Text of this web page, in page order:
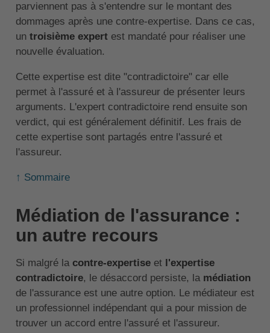
parviennent pas à s'entendre sur le montant des
dommages après une contre-expertise. Dans ce cas,
un troisième expertest mandaté pour réaliser une
nouvelle évaluation.
Cette expertise est dite "contradictoire" car elle
permet à l'assuré et à l'assureur de présenter leurs
arguments. L'expert contradictoire rend ensuite son
verdict, qui est généralement définitif. Les frais de
cette expertise sont partagés entre l'assuré et
l'assureur.
↑ Sommaire
Médiation de l'assurance :
un autre recours
Si malgré la contre-expertiseet l'expertise
contradictoire, le désaccord persiste, la médiation
de l'assurance est une autre option. Le médiateur est
un professionnel indépendant qui a pour mission de
trouver un accord entre l'assuré et l'assureur.